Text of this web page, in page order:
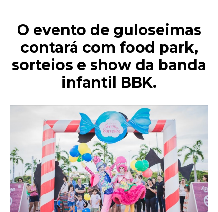
O evento de guloseimas
contará com food park,
sorteios e show da banda
infantil BBK.